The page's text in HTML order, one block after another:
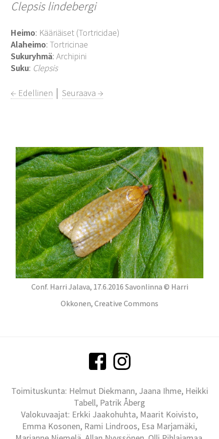
Clepsis lindebergi
Heimo: Kääriäiset (Tortricidae)
Alaheimo: Tortricinae
Sukuryhmä: Archipini
Suku: Clepsis
← Edellinen │Seuraava →
Conf. Harri Jalava, 17.6.2016 Savonlinna © Harri
Okkonen, Creative Commons
Toimituskunta: Helmut Diekmann, Jaana Ihme, Heikki
Tabell, Patrik Åberg
Valokuvaajat: Erkki Jaakohuhta, Maarit Koivisto,
Emma Kosonen, Rami Lindroos, Esa Marjamäki,